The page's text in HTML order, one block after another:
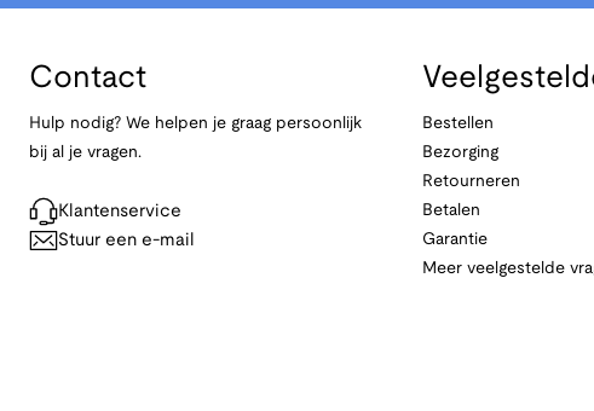
Contact
Hulp nodig? We helpen je graag persoonlijk
bij al je vragen.
Klantenservice
Stuur een e-mail
Bestellen
Bezorging
Retourneren
Betalen
Garantie
Meer veelgestelde